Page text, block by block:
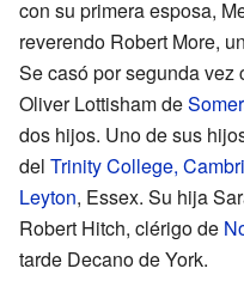
con su primera esposa,
reverendo Robert More,
Se casó por segunda vez
Oliver Lottisham de
dos hijos. Uno de sus
del Trinity College,
Leyton, Essex. Su hija
Robert Hitch, clérigo de
tarde Decano de York.